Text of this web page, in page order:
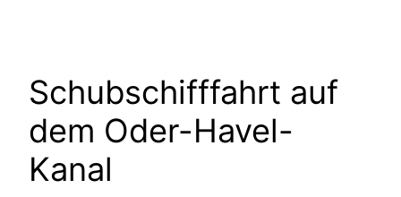
Schubschifffahrt auf
dem Oder-Havel-
Kanal